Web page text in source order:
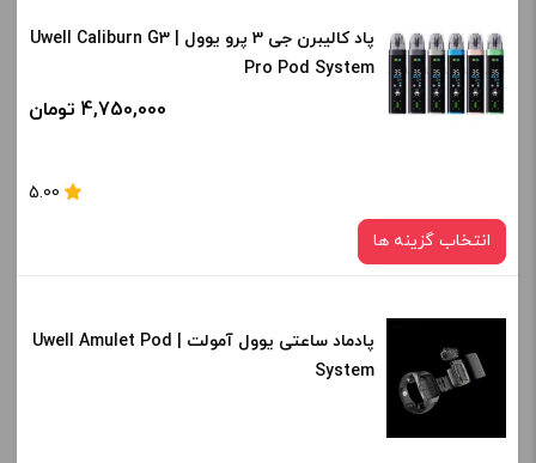
رنگ:
BLACK
+
پاد کالیبرن جی 3 پرو یوول | Uwell Caliburn G3
Pro Pod System
4,750,000 تومان
5.00
انتخاب گزینه ها
رنگ:
midnight black
پادماد ساعتی یوول آمولت | Uwell Amulet Pod
System